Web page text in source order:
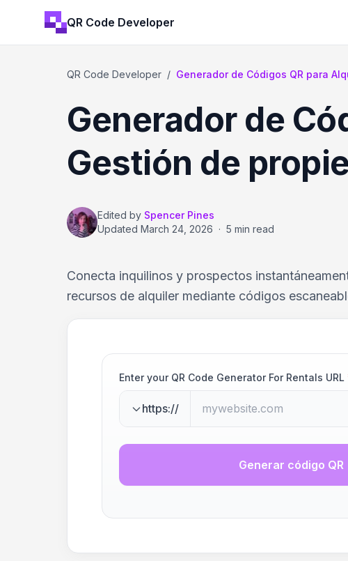
QR Code Developer
QR Code Developer / Generador de Códigos QR para
Generador de
Gestión de
Edited by Spencer Pines
Updated March 24, 2026 · 5 min read
Conecta inquilinos y prospectos
recursos de alquiler mediante códigos
Enter your QR Code Generator For Rentals URL
https://
Generar código QR